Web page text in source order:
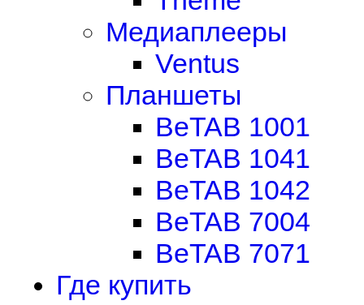
Медиаплееры
Ventus
Планшеты
BeTAB 1001
BeTAB 1041
BeTAB 1042
BeTAB 7004
BeTAB 7071
Где купить